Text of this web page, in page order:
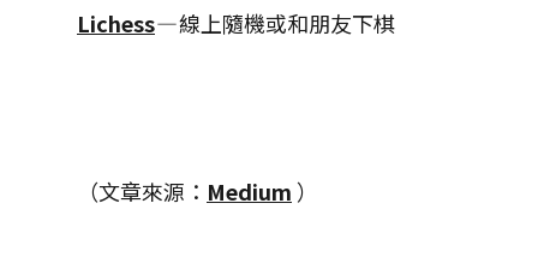
Lichess— 線上隨機或和朋友下棋
（文章來源： Medium ）